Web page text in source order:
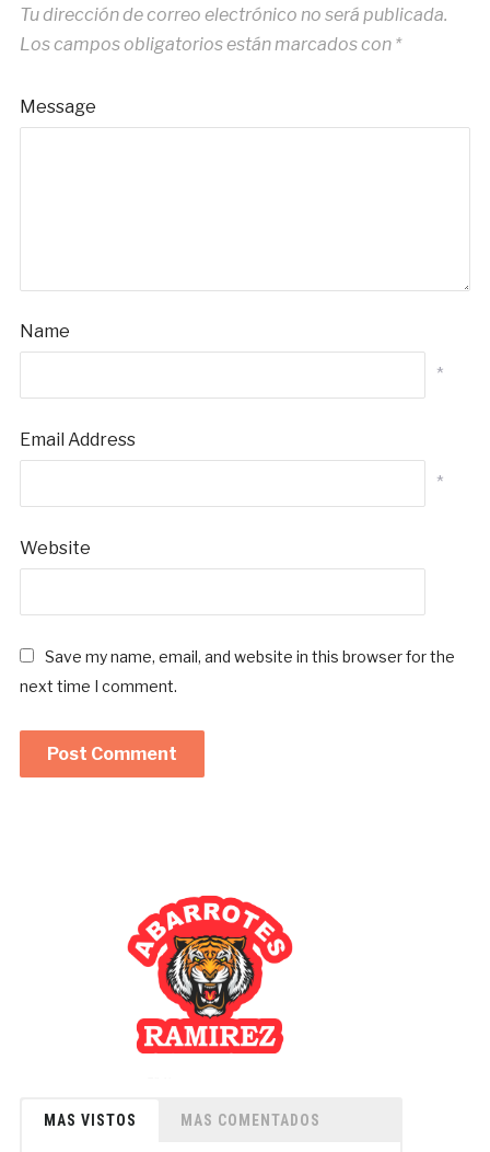
Tu dirección de correo electrónico no será publicada.
Los campos obligatorios están marcados con *
Message
Name
*
Email Address
*
Website
Save my name, email, and website in this browser for the
next time I comment.
MAS VISTOS MAS COMENTADOS